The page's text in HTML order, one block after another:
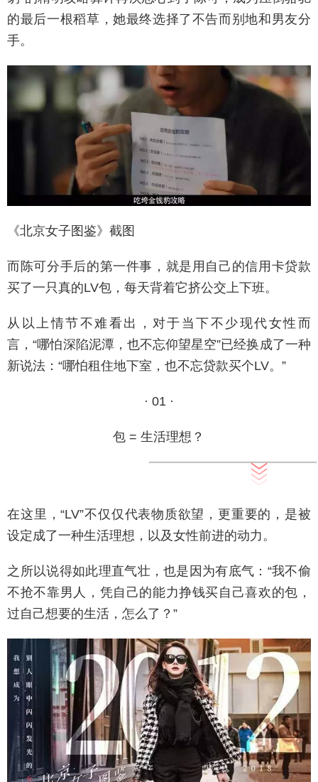
的最后一根稻草，她最终选择了不告而别地和男友分
手。
《北京女子图鉴》截图
而陈可分手后的第一件事，就是用自己的信用卡贷款
买了一只真的LV包，每天背着它挤公交上下班。
从以上情节不难看出，对于当下不少现代女性而
言，“哪怕深陷泥潭，也不忘仰望星空”已经换成了一种
新说法：“哪怕租住地下室，也不忘贷款买个LV。”
· 01 ·
包 = 生活理想？
在这里，“LV”不仅仅代表物质欲望，更重要的，是被
设定成了一种生活理想，以及女性前进的动力。
之所以说得如此理直气壮，也是因为有底气：“我不偷
不抢不靠男人，凭自己的能力挣钱买自己喜欢的包，
过自己想要的生活，怎么了？”